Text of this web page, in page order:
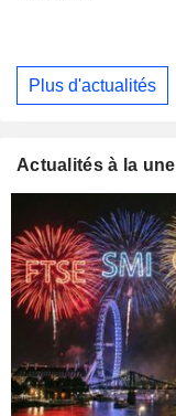
Plus d'actualités
Actualités à la une